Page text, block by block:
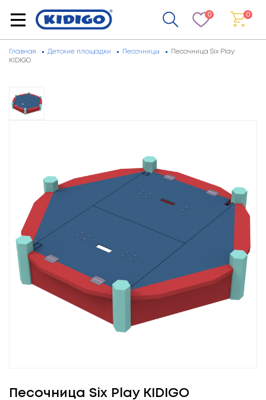
0 0
Главная Детские площадки Песочницы
Песочница Six Play
KIDIGO
Песочница Six Play KIDIGO